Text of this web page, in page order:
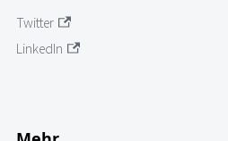
Twitter
LinkedIn